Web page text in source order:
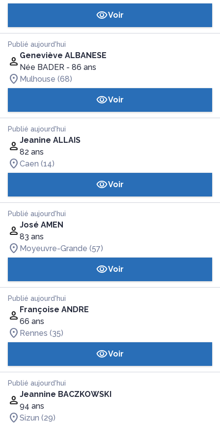
Voir
Publié aujourd'hui
Geneviève ALBANESE
Née BADER - 86 ans
Mulhouse (68)
Voir
Publié aujourd'hui
Jeanine ALLAIS
82 ans
Caen (14)
Voir
Publié aujourd'hui
José AMEN
83 ans
Moyeuvre-Grande (57)
Voir
Publié aujourd'hui
Françoise ANDRE
66 ans
Rennes (35)
Voir
Publié aujourd'hui
Jeannine BACZKOWSKI
94 ans
Sizun (29)